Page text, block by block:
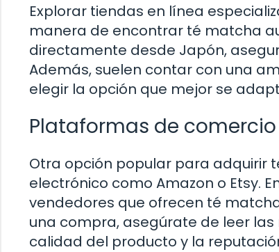
Explorar tiendas en línea
manera de encontrar té matcha
directamente desde Japón,
Además, suelen contar con una
elegir la opción que mejor se
Plataformas de
Otra opción popular para adquirir
electrónico como Amazon o Etsy.
vendedores que ofrecen té
una compra, asegúrate de leer
calidad del producto y la